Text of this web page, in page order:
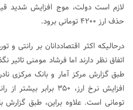
لازم است دولت، موج افزایش
حذف ارز ۴۲۰۰ تومانی برود.
طبق گزارش مرکز آمار و بانک مرکزی
تومانی است. علاوه براین، طبق